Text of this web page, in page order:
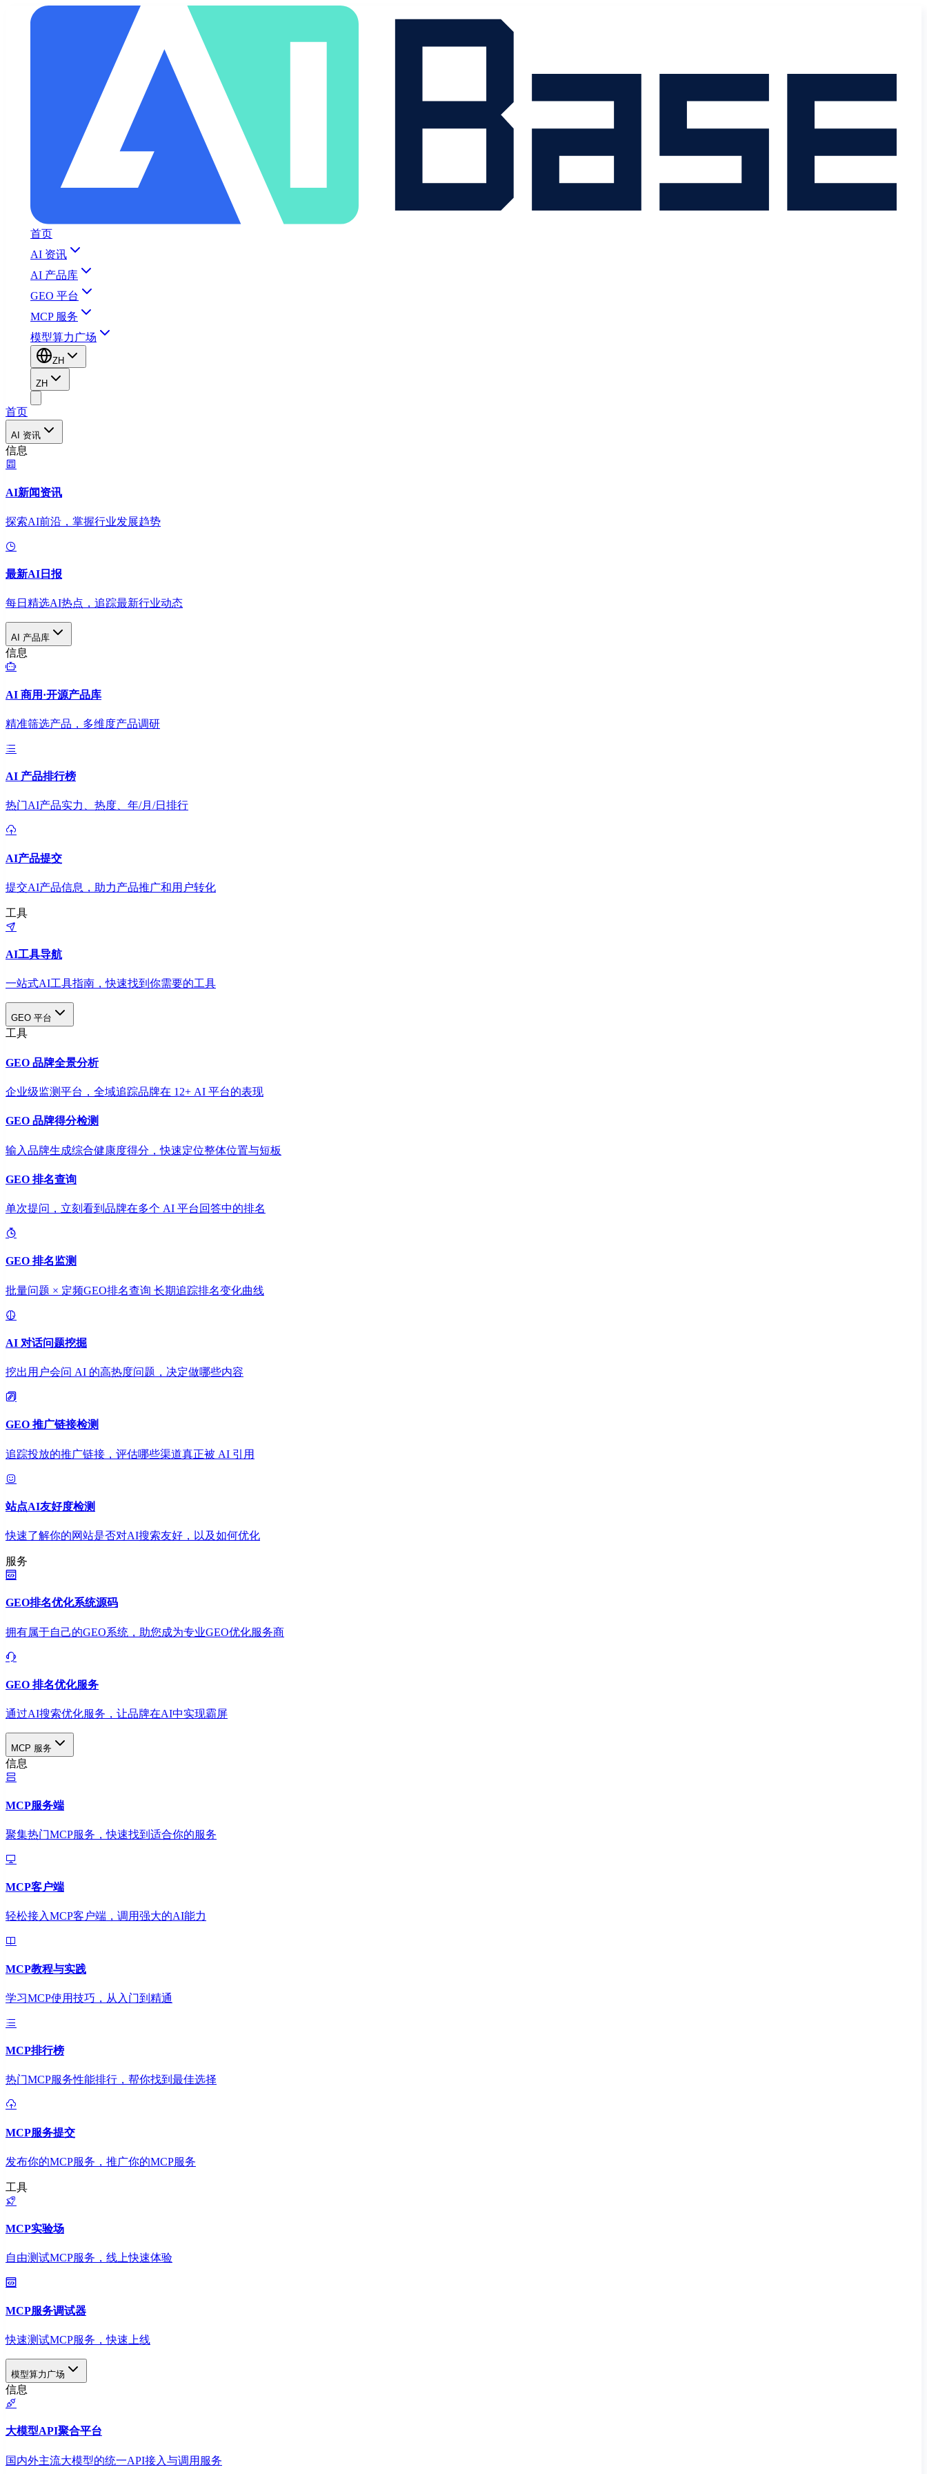
首页
AI 资讯
AI 产品库
GEO 平台
MCP 服务
模型算力广场
ZH
ZH
首页
AI 资讯
信息
AI新闻资讯
探索AI前沿，掌握行业发展趋势
最新AI日报
每日精选AI热点，追踪最新行业动态
AI 产品库
信息
AI 商用·开源产品库
精准筛选产品，多维度产品调研
AI 产品排行榜
热门AI产品实力、热度、年/月/日排行
AI产品提交
提交AI产品信息，助力产品推广和用户转化
工具
AI工具导航
一站式AI工具指南，快速找到你需要的工具
GEO 平台
工具
GEO 品牌全景分析
企业级监测平台，全域追踪品牌在 12+ AI 平台的表现
GEO 品牌得分检测
输入品牌生成综合健康度得分，快速定位整体位置与短板
GEO 排名查询
单次提问，立刻看到品牌在多个 AI 平台回答中的排名
GEO 排名监测
批量问题 × 定频GEO排名查询 长期追踪排名变化曲线
AI 对话问题挖掘
挖出用户会问 AI 的高热度问题，决定做哪些内容
GEO 推广链接检测
追踪投放的推广链接，评估哪些渠道真正被 AI 引用
站点AI友好度检测
快速了解你的网站是否对AI搜索友好，以及如何优化
服务
GEO排名优化系统源码
拥有属于自己的GEO系统，助您成为专业GEO优化服务商
GEO 排名优化服务
通过AI搜索优化服务，让品牌在AI中实现霸屏
MCP 服务
信息
MCP服务端
聚集热门MCP服务，快速找到适合你的服务
MCP客户端
轻松接入MCP客户端，调用强大的AI能力
MCP教程与实践
学习MCP使用技巧，从入门到精通
MCP排行榜
热门MCP服务性能排行，帮你找到最佳选择
MCP服务提交
发布你的MCP服务，推广你的MCP服务
工具
MCP实验场
自由测试MCP服务，线上快速体验
MCP服务调试器
快速测试MCP服务，快速上线
模型算力广场
信息
大模型API聚合平台
国内外主流大模型的统一API接入与调用服务